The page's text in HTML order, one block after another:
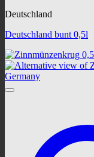
Deutschland
Deutschland bunt 0,5l